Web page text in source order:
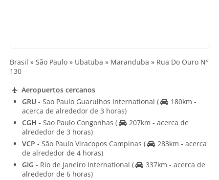
Brasil » São Paulo » Ubatuba » Maranduba » Rua Do Ouro N°
130
Aeropuertos cercanos
GRU - Sao Paulo Guarulhos International (
180km -
acerca de alrededor de 3 horas)
CGH - Sao Paulo Congonhas (
207km - acerca de
alrededor de 3 horas)
VCP - São Paulo Viracopos Campinas (
283km - acerca
de alrededor de 4 horas)
GIG - Rio de Janeiro International (
337km - acerca de
alrededor de 6 horas)